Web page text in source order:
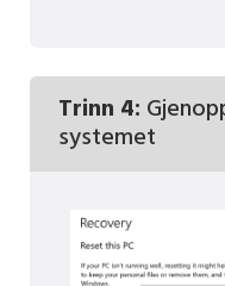
Trinn 4:
systemet